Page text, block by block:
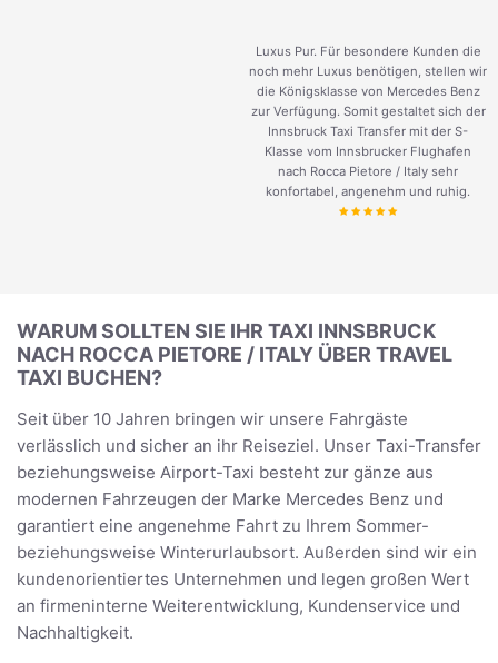
Luxus Pur. Für besondere Kunden die
noch mehr Luxus benötigen, stellen wir
die Königsklasse von Mercedes Benz
zur Verfügung. Somit gestaltet sich der
Innsbruck Taxi Transfer mit der S-
Klasse vom Innsbrucker Flughafen
nach Rocca Pietore / Italy sehr
konfortabel, angenehm und ruhig.
WARUM SOLLTEN SIE IHR TAXI INNSBRUCK
NACH ROCCA PIETORE / ITALY ÜBER TRAVEL
TAXI BUCHEN?
Seit über 10 Jahren bringen wir unsere Fahrgäste
verlässlich und sicher an ihr Reiseziel. Unser Taxi-Transfer
beziehungsweise Airport-Taxi besteht zur gänze aus
modernen Fahrzeugen der Marke Mercedes Benz und
garantiert eine angenehme Fahrt zu Ihrem Sommer-
beziehungsweise Winterurlaubsort. Außerden sind wir ein
kundenorientiertes Unternehmen und legen großen Wert
an firmeninterne Weiterentwicklung, Kundenservice und
Nachhaltigkeit.